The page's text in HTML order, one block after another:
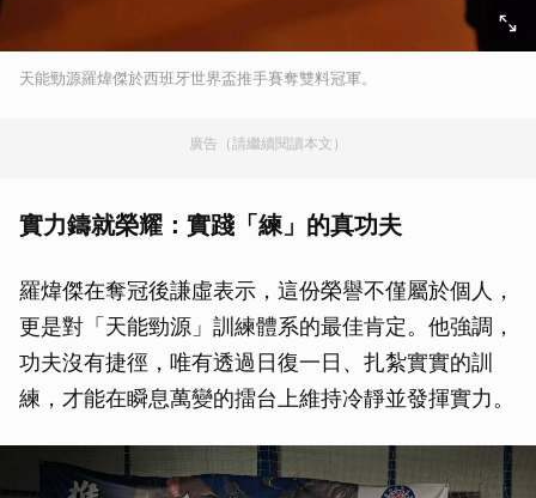
天能勁源羅煒傑於西班牙世界盃推手賽奪雙料冠軍。
廣告（請繼續閱讀本文）
實力鑄就榮耀：實踐「練」的真功夫
羅煒傑在奪冠後謙虛表示，這份榮譽不僅屬於個人，
更是對「天能勁源」訓練體系的最佳肯定。他強調，
功夫沒有捷徑，唯有透過日復一日、扎紮實實的訓
練，才能在瞬息萬變的擂台上維持冷靜並發揮實力。